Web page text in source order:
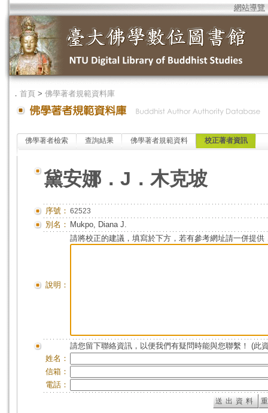
網站導覽
． 首頁 > 佛學著者規範資料庫
佛學著者檢索 查詢結果 佛學著者規範資料 校正著者資訊
黛安娜．J．木克坡
序號： 62523
別名： Mukpo, Diana J.
說明：
請將校正的建議，填寫於下方，若有參考網址請一併提供
請您留下聯絡資訊，以便我們有疑問時能與您聯繫！ (此
姓名：
信箱：
電話：